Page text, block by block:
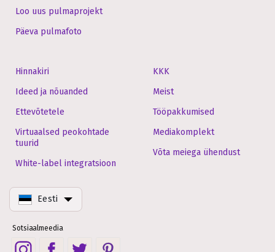
Loo uus pulmaprojekt
Päeva pulmafoto
Hinnakiri
Ideed ja nõuanded
Ettevõtetele
Virtuaalsed peokohtade
tuurid
White-label integratsioon
KKK
Meist
Tööpakkumised
Mediakomplekt
Võta meiega ühendust
Eesti
Sotsiaalmeedia